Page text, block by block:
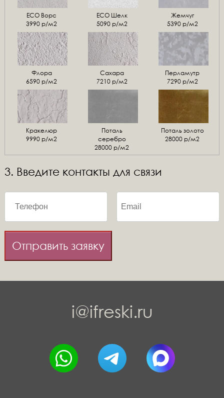
ЕСО Ворс
3990 р/м2
ЕСО Шелк
5090 р/м2
Жемчуг
5390 р/м2
Флора
6590 р/м2
Сахара
7210 р/м2
Перламутр
7290 р/м2
Кракелюр
9990 р/м2
Поталь
серебро
28000 р/м2
Поталь золото
28000 р/м2
3. Введите контакты для связи
Отправить заявку
i@ifreski.ru